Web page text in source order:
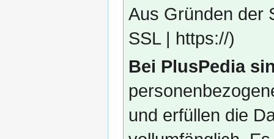
Aus Gründen der
SSL | https://)
Bei PlusPedia
und erfüllen die